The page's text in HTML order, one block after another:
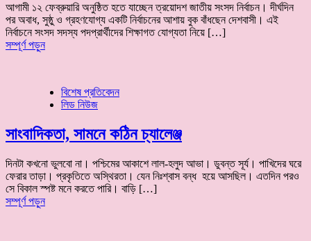
আগামী ১২ ফেব্রুয়ারি অনুষ্ঠিত হতে যাচ্ছেন ত্রয়োদশ জাতীয় সংসদ নির্বাচন। দীর্ঘদিন
পর অবাধ, সুষ্ঠু ও গ্রহণযোগ্য একটি নির্বাচনের আশায় বুক বাঁধছেন দেশবাসী। এই
নির্বাচনে সংসদ সদস্য পদপ্রার্থীদের শিক্ষাগত যোগ্যতা নিয়ে […]
সম্পূর্ণ পড়ুন
বিশেষ প্রতিবেদন
লিড নিউজ
সাংবাদিকতা, সামনে কঠিন চ্যালেঞ্জ
দিনটা কখনো ভুলবো না। পশ্চিমের আকাশে লাল-হলুদ আভা। ডুবন্ত সূর্য। পাখিদের ঘরে
ফেরার তাড়া। প্রকৃতিতে অস্থিরতা। যেন নিঃশ্বাস বন্ধ হয়ে আসছিল। এতদিন পরও
সে বিকাল স্পষ্ট মনে করতে পারি। বাড়ি […]
সম্পূর্ণ পড়ুন